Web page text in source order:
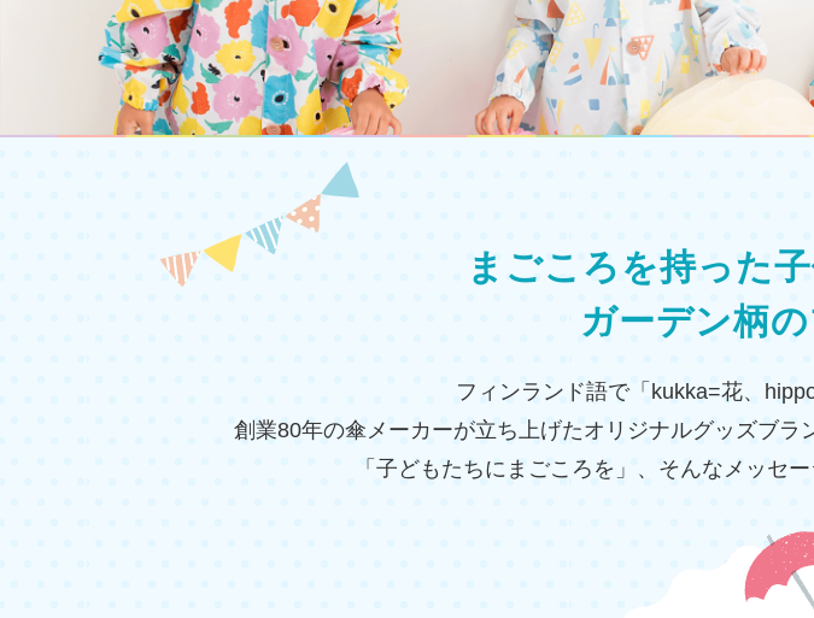
まごころを持った
ガーデン柄
フィンランド語で「kukka=花、
創業80年の傘メーカーが立ち上げたオリジナルグッズブラ
「子どもたちにまごころを」、そんなメッセ